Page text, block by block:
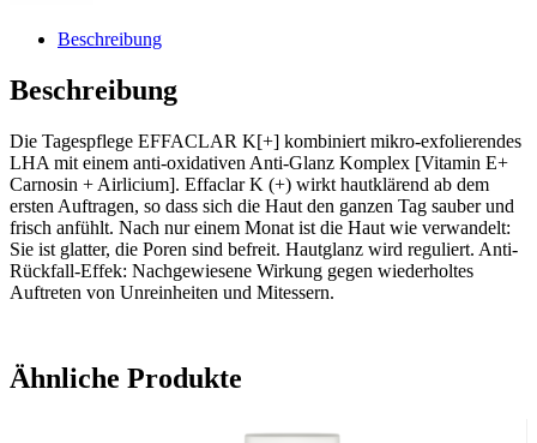
Beschreibung
Beschreibung
Die Tagespflege EFFACLAR K[+] kombiniert mikro-exfolierendes
LHA mit einem anti-oxidativen Anti-Glanz Komplex [Vitamin E+
Carnosin + Airlicium]. Effaclar K (+) wirkt hautklärend ab dem
ersten Auftragen, so dass sich die Haut den ganzen Tag sauber und
frisch anfühlt. Nach nur einem Monat ist die Haut wie verwandelt:
Sie ist glatter, die Poren sind befreit. Hautglanz wird reguliert. Anti-
Rückfall-Effek: Nachgewiesene Wirkung gegen wiederholtes
Auftreten von Unreinheiten und Mitessern.
Ähnliche Produkte